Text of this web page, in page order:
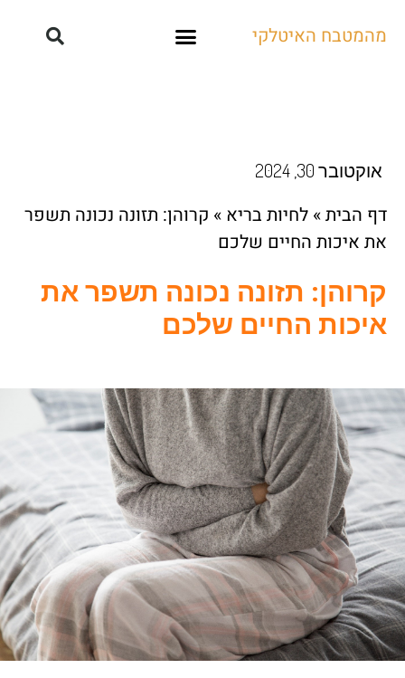
מהמטבח האיטלקי
אוקטובר 30, 2024
דף הבית»לחיות בריא» קרוהן: תזונה נכונה תשפר
את איכות החיים שלכם
קרוהן: תזונה נכונה תשפר את
איכות החיים שלכם